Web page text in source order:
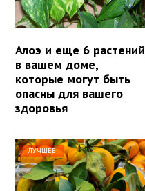
Алоэ и еще 6 растений
в вашем доме,
которые могут быть
опасны для вашего
здоровья
ЛУЧШЕЕ